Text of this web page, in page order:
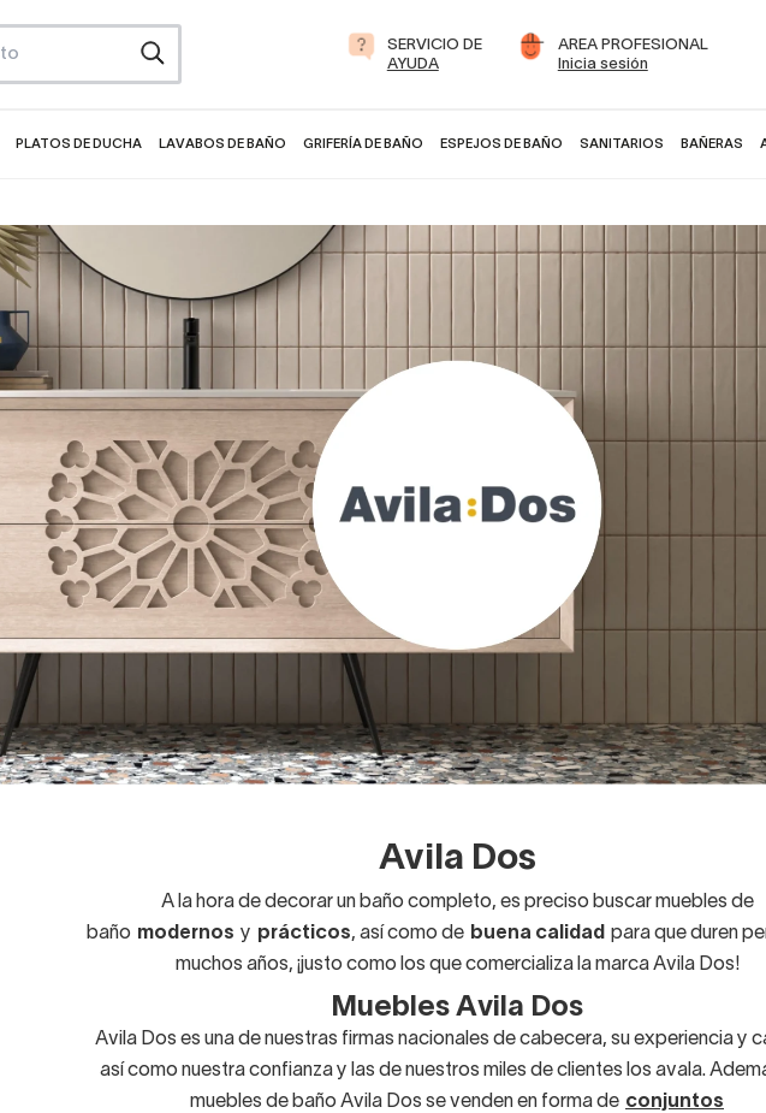
SERVICIO DE
AYUDA
AREA PROFESIONAL
Inicia sesión
PLATOS DE DUCHA LAVABOS DE BAÑO GRIFERÍA DE BAÑO ESPEJOS DE BAÑO SANITARIOS BAÑERAS
Avila Dos
A la hora de decorar un baño completo, es preciso buscar muebles de
baño
modernos y prácticos, así como de buena calidad
para que duren
muchos años, ¡justo como los que comercializa la marca Avila Dos!
Muebles Avila Dos
Avila Dos es una de nuestras firmas nacionales de cabecera, su experiencia y
así como nuestra confianza y las de nuestros miles de clientes los avala.
muebles de baño Avila Dos se venden en forma de conjuntos